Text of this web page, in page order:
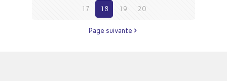
17 18 19 20
Page suivante